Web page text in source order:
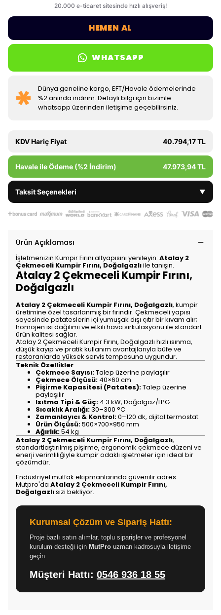
HEMEN AL
WHATSAPP
Dünya geneline kargo, EFT/Havale ödemelerinde
%2 anında indirim. Detaylı bilgi için bizimle
whatsapp üzerinden iletişime geçebilirsiniz.
KDV Hariç Fiyat 40.794,17 TL
Havale ile Ödeme (%2 İndirim) 47.973,94 TL
Taksit Seçenekleri ▼
Ürün Açıklaması
İşletmenizin Kumpir Fırını altyapısını yenileyin: Atalay 2
Çekmeceli Kumpir Fırını, Doğalgazlıile tanışın.
Atalay 2 Çekmeceli Kumpir Fırını,
Doğalgazlı
Atalay 2 Çekmeceli Kumpir Fırını, Doğalgazlı, kumpir
üretimine özel tasarlanmış bir fırındır. Çekmeceli yapısı
sayesinde patateslerin içi yumuşak dışı çıtır bir kıvam alır;
homojen ısı dağılımı ve etkili hava sirkülasyonu ile standart
ürün kalitesi sağlar.
Atalay 2 Çekmeceli Kumpir Fırını, Doğalgazlı hızlı ısınma,
düşük kayıp ve pratik kullanım avantajlarıyla büfe ve
restoranlarda yüksek servis temposuna uygundur.
Teknik Özellikler
Çekmece Sayısı:Talep üzerine paylaşılır
Çekmece Ölçüsü: 40×60 cm
Pişirme Kapasitesi (Patates):Talep üzerine
paylaşılır
Isıtma Tipi & Güç: 4.3 kW, Doğalgaz/LPG
Sıcaklık Aralığı:30–300 °C
Zamanlayıcı & Kontrol:0–120 dk, dijital termostat
Ürün Ölçüsü:500×700×950 mm
Ağırlık:54 kg
Atalay 2 Çekmeceli Kumpir Fırını, Doğalgazlı,
standartlaştırılmış pişirme, ergonomik çekmece düzeni ve
enerji verimliliğiyle kumpir odaklı işletmeler için ideal bir
çözümdür.
Endüstriyel mutfak ekipmanlarında güvenilir adres
Mutpro'da Atalay 2 Çekmeceli Kumpir Fırını,
Doğalgazlısizi bekliyor.
Kurumsal Çözüm ve Sipariş Hattı:
Proje bazlı satın alımlar, toplu siparişler ve profesyonel
kurulum desteği için MutPro uzman kadrosuyla iletişime
geçin:
Müşteri Hattı: 0546 936 18 55